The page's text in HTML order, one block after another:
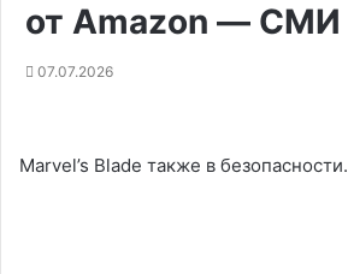
от Amazon — СМИ
07.07.2026
Marvel’s Blade также в безопасности.